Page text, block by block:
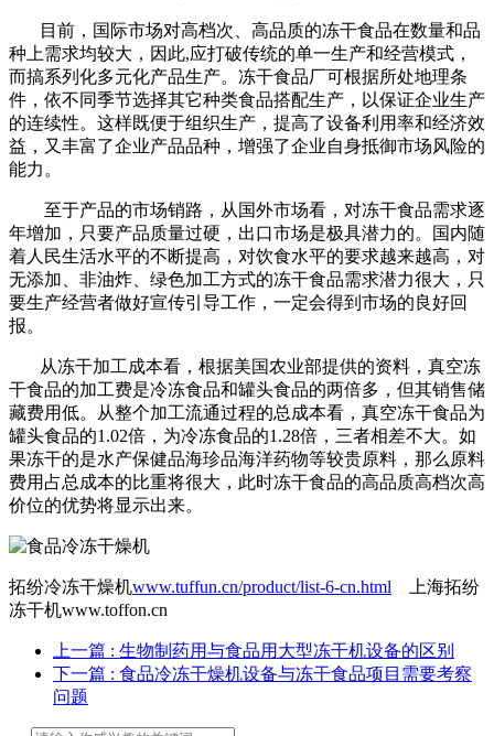
目前，国际市场对高档次、高品质的冻干食品在数量和品
种上需求均较大，因此,应打破传统的单一生产和经营模式，
而搞系列化多元化产品生产。冻干食品厂可根据所处地理条
件，依不同季节选择其它种类食品搭配生产，以保证企业生产
的连续性。这样既便于组织生产，提高了设备利用率和经济效
益，又丰富了企业产品品种，增强了企业自身抵御市场风险的
能力。
至于产品的市场销路，从国外市场看，对冻干食品需求逐
年增加，只要产品质量过硬，出口市场是极具潜力的。国内随
着人民生活水平的不断提高，对饮食水平的要求越来越高，对
无添加、非油炸、绿色加工方式的冻干食品需求潜力很大，只
要生产经营者做好宣传引导工作，一定会得到市场的良好回
报。
从冻干加工成本看，根据美国农业部提供的资料，真空冻
干食品的加工费是冷冻食品和罐头食品的两倍多，但其销售储
藏费用低。从整个加工流通过程的总成本看，真空冻干食品为
罐头食品的1.02倍，为冷冻食品的1.28倍，三者相差不大。如
果冻干的是水产保健品海珍品海洋药物等较贵原料，那么原料
费用占总成本的比重将很大，此时冻干食品的高品质高档次高
价位的优势将显示出来。
拓纷冷冻干燥机www.tuffun.cn/product/list-6-cn.html 上海拓纷
冻干机www.toffon.cn
上一篇 : 生物制药用与食品用大型冻干机设备的区别
下一篇 : 食品冷冻干燥机设备与冻干食品项目需要考察
问题